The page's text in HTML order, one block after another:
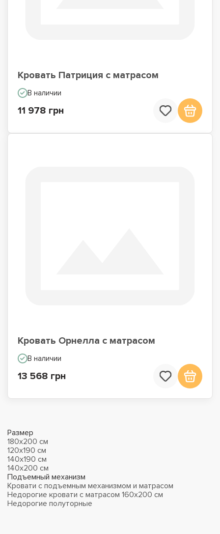
Кровать Патриция с матрасом
В наличии
11 978 грн
Кровать Орнелла с матрасом
В наличии
13 568 грн
Размер
180x200 см
120x190 см
140x190 см
140x200 см
Подъемный механизм
Кровати с подъемным механизмом и матрасом
Недорогие кровати с матрасом 160x200 см
Недорогие полуторные